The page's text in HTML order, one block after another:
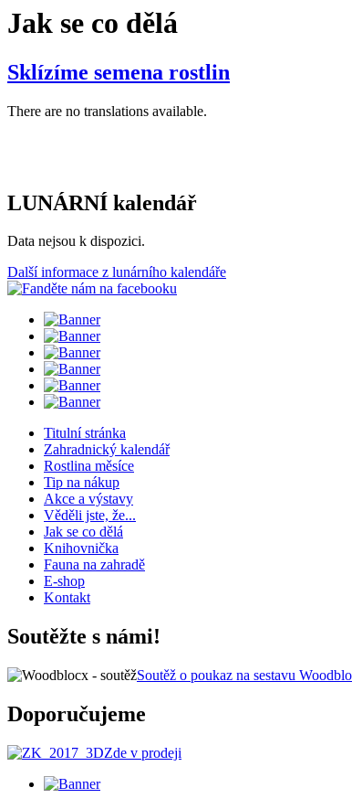
Jak se co dělá
Sklízíme semena rostlin
There are no translations available.
LUNÁRNÍ kalendář
Data nejsou k dispozici.
Další informace z lunárního kalendáře
Titulní stránka
Zahradnický kalendář
Rostlina měsíce
Tip na nákup
Akce a výstavy
Věděli jste, že...
Jak se co dělá
Knihovnička
Fauna na zahradě
E-shop
Kontakt
Soutěžte s námi!
Soutěž o poukaz na sestavu
Doporučujeme
Zde v prodeji